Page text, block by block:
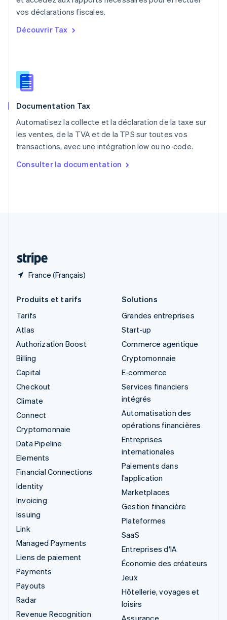
vos déclarations fiscales.
Découvrir Tax
Documentation Tax
Automatisez la collecte et la déclaration de la taxe sur
les ventes, de la TVA et de la TPS sur toutes vos
transactions, avec une intégration low ou no-code.
Consulter la documentation
France (Français)
NederlandsEnglish
Pologne
Portugal
République tchèque
English
English
Royaume-Uni
Singapour
English简体中文
English
Produits et tarifs
Tarifs
Atlas
Authorization Boost
Billing
Capital
Checkout
Climate
Connect
Cryptomonnaie
Data Pipeline
Elements
Financial Connections
Identity
Invoicing
Issuing
Link
Managed Payments
Liens de paiement
Payments
Payouts
Radar
Revenue Recognition
Solutions
Grandes entreprises
Start-up
Commerce agentique
Cryptomonnaie
E-commerce
Services financiers
intégrés
Automatisation des
opérations financières
Entreprises
internationales
Paiements dans
l’application
Marketplaces
Gestion financière
Plateformes
SaaS
Entreprises d'IA
Économie des créateurs
Jeux
Hôtellerie, voyages et
loisirs
Assurance